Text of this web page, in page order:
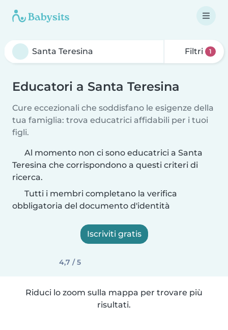
Filtri 1
Educatori a Santa Teresina
Cure eccezionali che soddisfano le esigenze della
tua famiglia: trova educatrici affidabili per i tuoi
figli.
Al momento non ci sono educatrici a Santa
Teresina che corrispondono a questi criteri di
ricerca.
Tutti i membri completano la verifica
obbligatoria del documento d'identità
Iscriviti gratis
4,7 / 5
Riduci lo zoom sulla mappa per trovare più
risultati.